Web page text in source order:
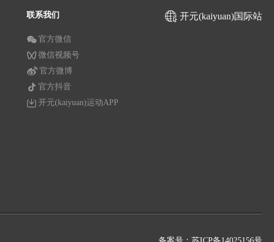
联系我们
官方微信
微信视频号
官方微博
官方抖音
开元(kaiyuan)运动APP
开元(kaiyuan)国际站